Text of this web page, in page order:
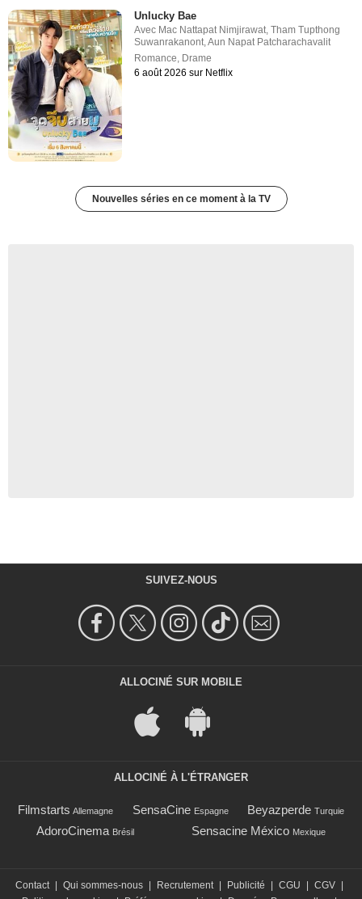
Unlucky Bae
Avec Mac Nattapat Nimjirawat,Tham Tupthong
Suwanrakanont,Aun Napat Patcharachavalit
Romance, Drame
6 août 2026 sur Netflix
Nouvelles séries en ce moment à la TV
SUIVEZ-NOUS
ALLOCINÉ SUR MOBILE
ALLOCINÉ À L'ÉTRANGER
Filmstarts Allemagne SensaCine Espagne Beyazperde Turquie
AdoroCinema Brésil Sensacine México Mexique
Contact Qui sommes-nous Recrutement Publicité CGU CGV